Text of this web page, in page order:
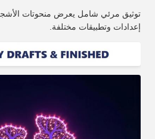
إعدادات وتطبيقات مختلفة.